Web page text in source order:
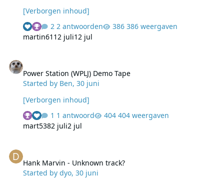
[Verborgen inhoud]
2 antwoorden
386 weergaven
martin61 12 juli12 jul
Power Station (WPLJ) Demo Tape
Started by Ben,30 juni
[Verborgen inhoud]
1 antwoord
404 weergaven
mart5382 juli2 jul
Hank Marvin - Unknown track?
Started bydyo,30 juni